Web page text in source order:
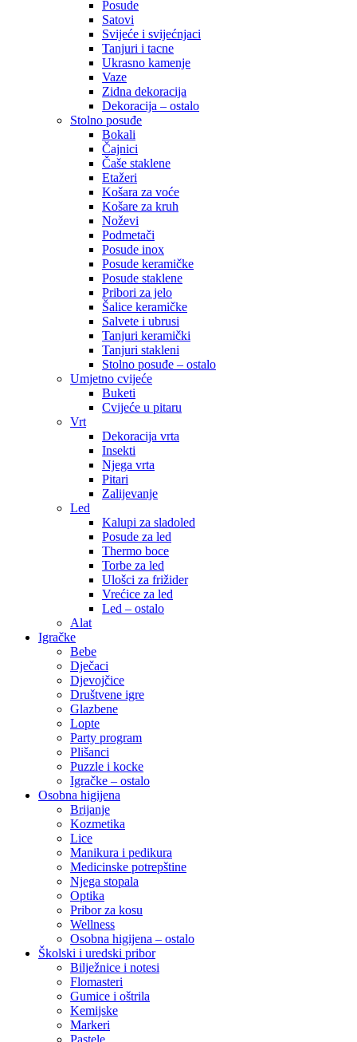
Posude
Satovi
Svijeće i svijećnjaci
Tanjuri i tacne
Ukrasno kamenje
Vaze
Zidna dekoracija
Dekoracija – ostalo
Stolno posuđe
Bokali
Čajnici
Čaše staklene
Etažeri
Košara za voće
Košare za kruh
Noževi
Podmetači
Posude inox
Posude keramičke
Posude staklene
Pribori za jelo
Šalice keramičke
Salvete i ubrusi
Tanjuri keramički
Tanjuri stakleni
Stolno posuđe – ostalo
Umjetno cvijeće
Buketi
Cvijeće u pitaru
Vrt
Dekoracija vrta
Insekti
Njega vrta
Pitari
Zalijevanje
Led
Kalupi za sladoled
Posude za led
Thermo boce
Torbe za led
Ulošci za frižider
Vrećice za led
Led – ostalo
Alat
Igračke
Bebe
Dječaci
Djevojčice
Društvene igre
Glazbene
Lopte
Party program
Plišanci
Puzzle i kocke
Igračke – ostalo
Osobna higijena
Brijanje
Kozmetika
Lice
Manikura i pedikura
Medicinske potrepštine
Njega stopala
Optika
Pribor za kosu
Wellness
Osobna higijena – ostalo
Školski i uredski pribor
Bilježnice i notesi
Flomasteri
Gumice i oštrila
Kemijske
Markeri
Pastele